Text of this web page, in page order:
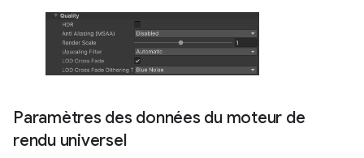
Paramètres des données du moteur de
rendu universel